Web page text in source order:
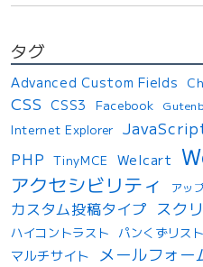
タグ
Advanced Custom Fields
CSS CSS3 Facebook
Internet Explorer
PHP TinyMCE Welcart
アクセシビリティ アッ
カスタム投稿タイプ スク
ハイコントラスト パンくずリスト
マルチサイト メールフォー